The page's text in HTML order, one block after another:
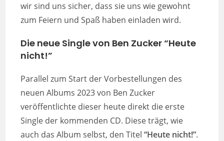
wir sind uns sicher, dass sie uns wie gewohnt
zum Feiern und Spaß haben einladen wird.
Die neue Single von Ben Zucker “Heute
nicht!”
Parallel zum Start der Vorbestellungen des
neuen Albums 2023 von Ben Zucker
veröffentlichte dieser heute direkt die erste
Single der kommenden CD. Diese trägt, wie
auch das Album selbst, den Titel“Heute nicht!”.